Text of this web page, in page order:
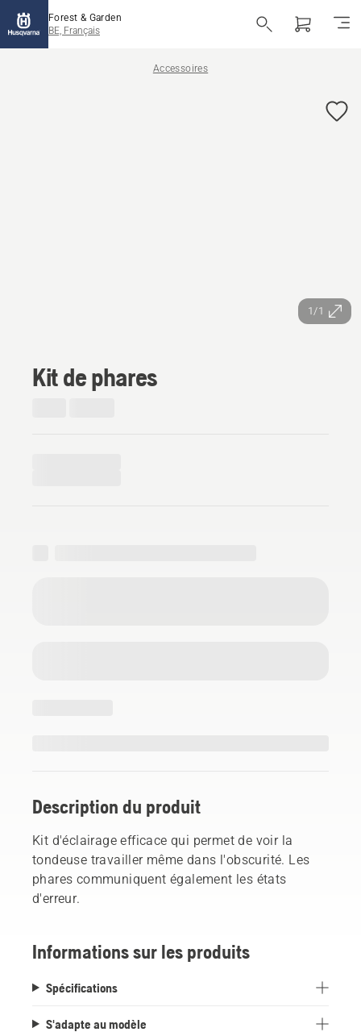
Forest & Garden
BE, Français
Accessoires
1/1
Kit de phares
Description du produit
Kit d'éclairage efficace qui permet de voir la
tondeuse travailler même dans l'obscurité. Les
phares communiquent également les états
d'erreur.
Informations sur les produits
Spécifications
S'adapte au modèle